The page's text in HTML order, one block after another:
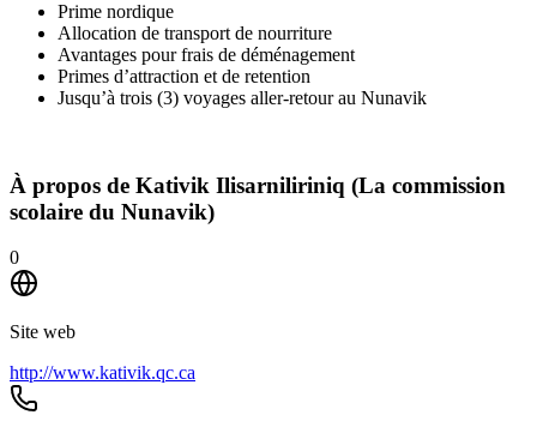
Prime nordique
Allocation de transport de nourriture
Avantages pour frais de déménagement
Primes d’attraction et de retention
Jusqu’à trois (3) voyages aller-retour au Nunavik
À propos de Kativik Ilisarniliriniq (La commission
scolaire du Nunavik)
0
Site web
http://www.kativik.qc.ca